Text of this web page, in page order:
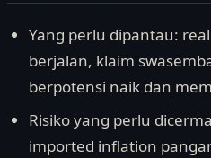
Yang perlu dipantau:
berjalan, klaim
berpotensi naik dan
Risiko yang perlu
imported inflation